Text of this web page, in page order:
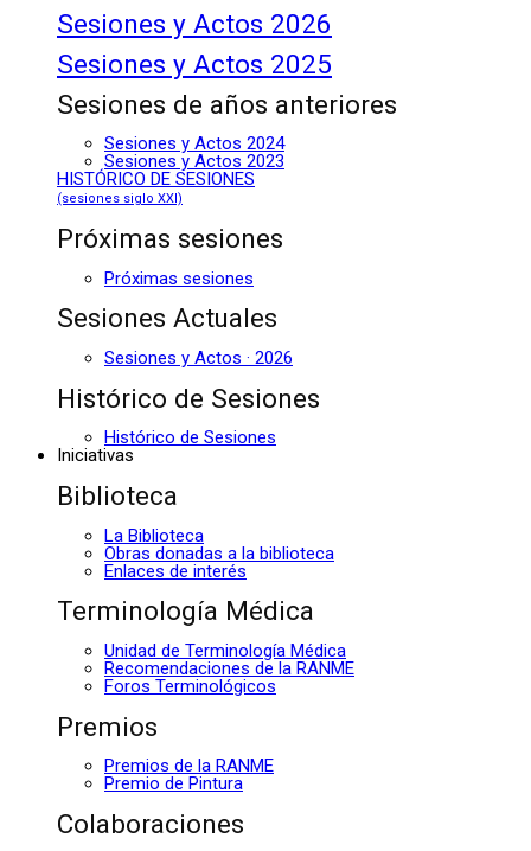
Sesiones y Actos 2026
Sesiones y Actos 2025
Sesiones de años anteriores
Sesiones y Actos 2024
Sesiones y Actos 2023
HISTÓRICO DE SESIONES
(sesiones siglo XXI)
Próximas sesiones
Próximas sesiones
Sesiones Actuales
Sesiones y Actos · 2026
Histórico de Sesiones
Histórico de Sesiones
Iniciativas
Biblioteca
La Biblioteca
Obras donadas a la biblioteca
Enlaces de interés
Terminología Médica
Unidad de Terminología Médica
Recomendaciones de la RANME
Foros Terminológicos
Premios
Premios de la RANME
Premio de Pintura
Colaboraciones